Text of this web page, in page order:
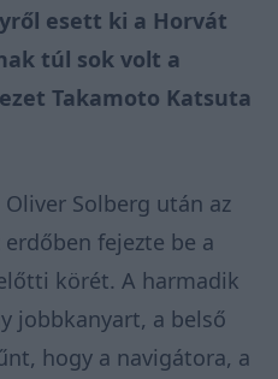
esett ki a Horvát
túl sok volt a
Takamoto Katsuta
Solberg után az
erdőben fejezte be a
körét. A harmadik
jobbkanyart, a belső
hogy a navigátora, a